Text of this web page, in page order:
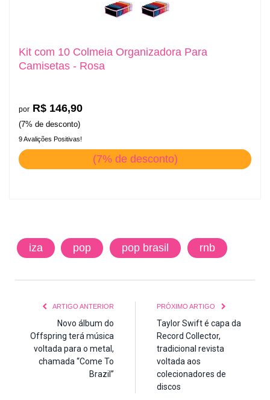
Kit com 10 Colmeia Organizadora Para
Camisetas - Rosa
por R$ 146,90
(7% de desconto)
9 Avalições Positivas!
(7% de desconto)
iza pop pop brasil rnb
ARTIGO ANTERIOR
Novo álbum do
Offspring terá música
voltada para o metal,
chamada “Come To
Brazil”
PRÓXIMO ARTIGO
Taylor Swift é capa da
Record Collector,
tradicional revista
voltada aos
colecionadores de
discos